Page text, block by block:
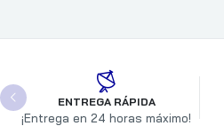
ENTREGA RÁPIDA
¡Entrega en 24 horas máximo!